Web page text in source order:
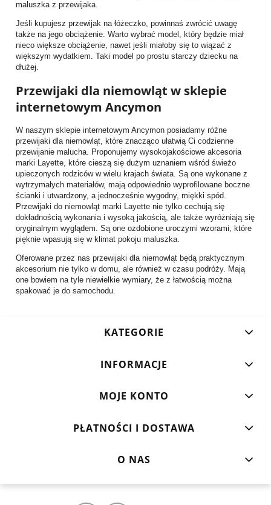
maluszka z przewijaka.
Jeśli kupujesz przewijak na łóżeczko, powinnaś zwrócić uwagę
także na jego obciążenie. Warto wybrać model, który będzie miał
nieco większe obciążenie, nawet jeśli miałoby się to wiązać z
większym wydatkiem. Taki model po prostu starczy dziecku na
dłużej.
Przewijaki dla niemowląt w sklepie
internetowym Ancymon
W naszym sklepie internetowym Ancymon posiadamy różne
przewijaki dla niemowląt, które znacząco ułatwią Ci codzienne
przewijanie malucha. Proponujemy wysokojakościowe akcesoria
marki Layette, które cieszą się dużym uznaniem wśród świeżo
upieczonych rodziców w wielu krajach świata. Są one wykonane z
wytrzymałych materiałów, mają odpowiednio wyprofilowane boczne
ścianki i utwardzony, a jednocześnie wygodny, miękki spód.
Przewijaki do niemowląt marki Layette nie tylko cechują się
dokładnością wykonania i wysoką jakością, ale także wyróżniają się
oryginalnym wyglądem. Są one ozdobione uroczymi wzorami, które
pięknie wpasują się w klimat pokoju maluszka.
Oferowane przez nas przewijaki dla niemowląt będą praktycznym
akcesorium nie tylko w domu, ale również w czasu podróży. Mają
one bowiem na tyle niewielkie wymiary, że z łatwością można
spakować je do samochodu.
KATEGORIE
INFORMACJE
MOJE KONTO
PŁATNOŚCI I DOSTAWA
O NAS